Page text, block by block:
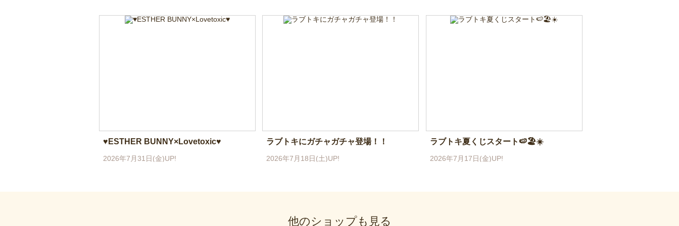
♥ESTHER BUNNY×Lovetoxic♥
2026年7月31日(金)UP!
ラブトキにガチャガチャ登場！！
2026年7月18日(土)UP!
ラブトキ夏くじスタート🍉🏖☀️
2026年7月17日(金)UP!
他のショップも見る